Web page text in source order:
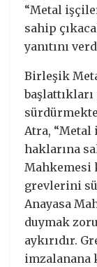
“Metal
sahip
yanıtını
Birleşik
Atra, “Metal
haklarına
Mahkemesi
grevlerini
Anayasa
duymak
aykırıdır.
imzalanana